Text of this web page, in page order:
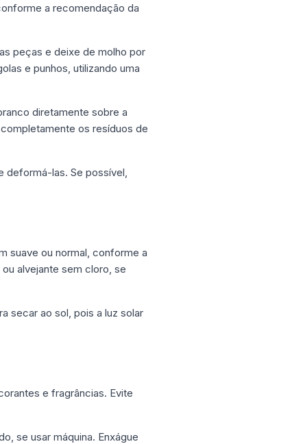
a recomendação da
peças e deixe de molho por
e punhos, utilizando uma
diretamente sobre a
os resíduos de
deformá-las. Se possível,
suave ou normal, conforme a
alvejante sem cloro, se
secar ao sol, pois a luz solar
e fragrâncias. Evite
se usar máquina. Enxágue